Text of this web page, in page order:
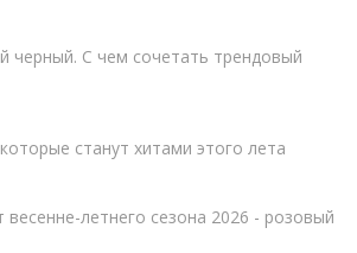
черный. С чем сочетать трендовый
станут хитами этого лета
летнего сезона 2026 - розовый